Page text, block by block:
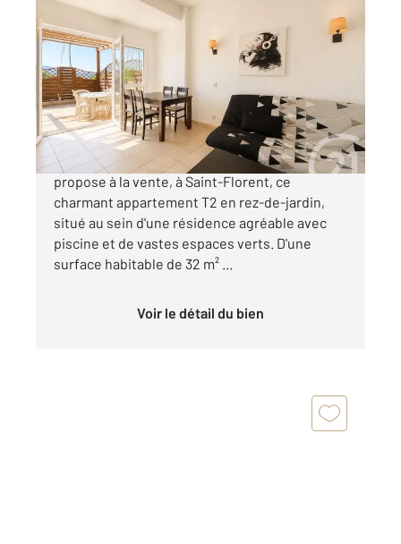
ST FLORENT 202
32,02 m
, 2 pièces
Ref : 878
Appartement T2 à vendre
126 800 €
Votre agence Century 21 Dary Immobilier vous
propose à la vente, à Saint-Florent, ce
charmant appartement T2 en rez-de-jardin,
situé au sein d'une résidence agréable avec
piscine et de vastes espaces verts. D'une
surface habitable de 32 m² ...
Voir le détail du bien